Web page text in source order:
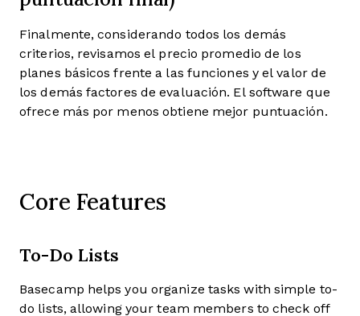
Finalmente, considerando todos los demás
criterios, revisamos el precio promedio de los
planes básicos frente a las funciones y el valor de
los demás factores de evaluación. El software que
ofrece más por menos obtiene mejor puntuación.
Core Features
To-Do Lists
Basecamp helps you organize tasks with simple to-
do lists, allowing your team members to check off